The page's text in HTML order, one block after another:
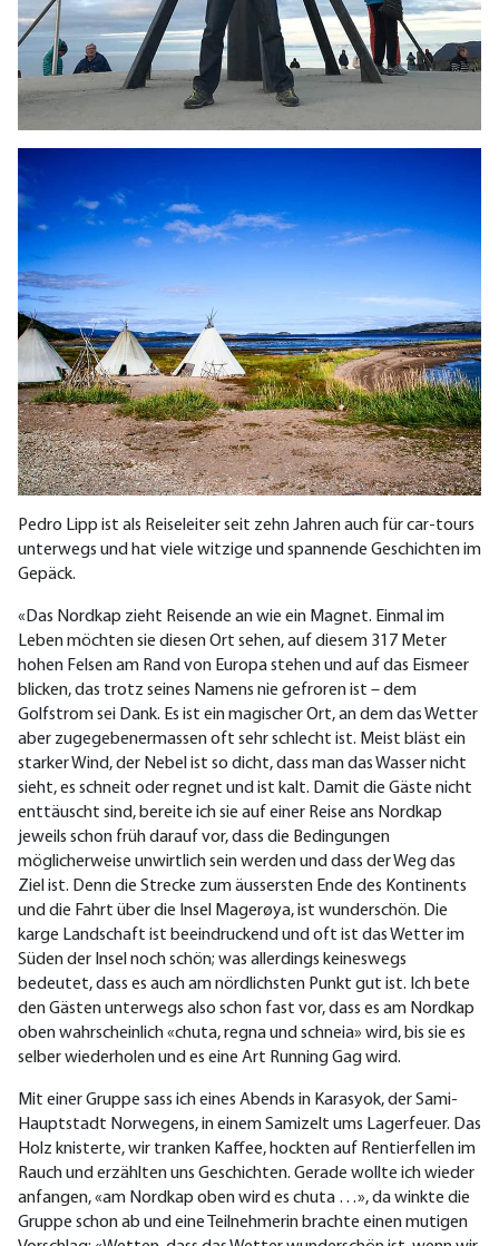
Pedro Lipp ist als Reiseleiter seit zehn Jahren auch für car-tours
unterwegs und hat viele witzige und spannende Geschichten im
Gepäck.
«Das Nordkap zieht Reisende an wie ein Magnet. Einmal im
Leben möchten sie diesen Ort sehen, auf diesem 317 Meter
hohen Felsen am Rand von Europa stehen und auf das Eismeer
blicken, das trotz seines Namens nie gefroren ist – dem
Golfstrom sei Dank. Es ist ein magischer Ort, an dem das Wetter
aber zugegebenermassen oft sehr schlecht ist. Meist bläst ein
starker Wind, der Nebel ist so dicht, dass man das Wasser nicht
sieht, es schneit oder regnet und ist kalt. Damit die Gäste nicht
enttäuscht sind, bereite ich sie auf einer Reise ans Nordkap
jeweils schon früh darauf vor, dass die Bedingungen
möglicherweise unwirtlich sein werden und dass der Weg das
Ziel ist. Denn die Strecke zum äussersten Ende des Kontinents
und die Fahrt über die Insel Magerøya, ist wunderschön. Die
karge Landschaft ist beeindruckend und oft ist das Wetter im
Süden der Insel noch schön; was allerdings keineswegs
bedeutet, dass es auch am nördlichsten Punkt gut ist. Ich bete
den Gästen unterwegs also schon fast vor, dass es am Nordkap
oben wahrscheinlich «chuta, regna und schneia» wird, bis sie es
selber wiederholen und es eine Art Running Gag wird.
Mit einer Gruppe sass ich eines Abends in Karasyok, der Sami-
Hauptstadt Norwegens, in einem Samizelt ums Lagerfeuer. Das
Holz knisterte, wir tranken Kaffee, hockten auf Rentierfellen im
Rauch und erzählten uns Geschichten. Gerade wollte ich wieder
anfangen, «am Nordkap oben wird es chuta …», da winkte die
Gruppe schon ab und eine Teilnehmerin brachte einen mutigen